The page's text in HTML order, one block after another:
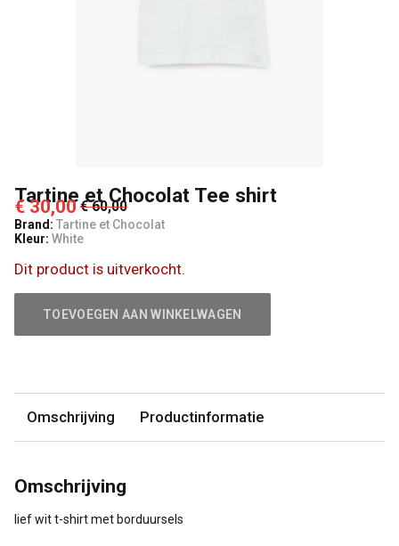
Tartine et Chocolat Tee shirt
€ 30,00 € 60,00
Brand: Tartine et Chocolat
Kleur: White
Dit product is uitverkocht.
TOEVOEGEN AAN WINKELWAGEN
Omschrijving Productinformatie
Omschrijving
lief wit t-shirt met borduursels